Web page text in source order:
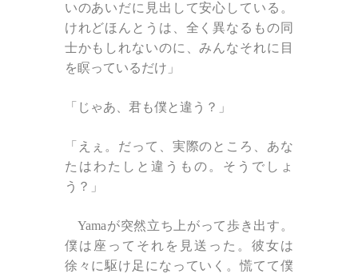
いのあいだに見出して安心している。
けれどほんとうは、全く異なるもの同
士かもしれないのに、みんなそれに目
を瞑っているだけ」
「じゃあ、君も僕と違う？」
「えぇ。だって、実際のところ、あな
たはわたしと違うもの。そうでしょ
う？」
Yamaが突然立ち上がって歩き出す。
僕は座ってそれを見送った。彼女は
徐々に駆け足になっていく。慌てて僕